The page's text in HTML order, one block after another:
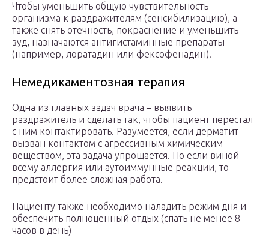
Чтобы уменьшить общую чувствительность
организма к раздражителям (сенсибилизацию), а
также снять отечность, покраснение и уменьшить
зуд, назначаются антигистаминные препараты
(например, лоратадин или фексофенадин).
Немедикаментозная терапия
Одна из главных задач врача – выявить
раздражитель и сделать так, чтобы пациент перестал
с ним контактировать. Разумеется, если дерматит
вызван контактом с агрессивным химическим
веществом, эта задача упрощается. Но если виной
всему аллергия или аутоиммунные реакции, то
предстоит более сложная работа.
Пациенту также необходимо наладить режим дня и
обеспечить полноценный отдых (спать не менее 8
часов в день)